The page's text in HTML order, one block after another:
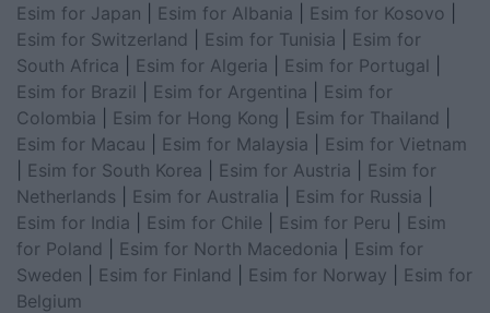
Esim for Japan
Esim for Albania Esim for Kosovo
Esim for Switzerland
Esim for Tunisia
Esim for
South Africa
Esim for Algeria Esim for Portugal
Esim for Brazil
Esim for Argentina
Esim for
Colombia
Esim for Hong Kong Esim for Thailand
Esim for Macau
Esim for Malaysia
Esim for Vietnam
Esim for South Korea Esim for Austria
Esim for
Netherlands
Esim for Australia Esim for Russia
Esim for India
Esim for Chile Esim for Peru
Esim
for Poland
Esim for North Macedonia
Esim for
Sweden
Esim for Finland Esim for Norway
Esim for
Belgium